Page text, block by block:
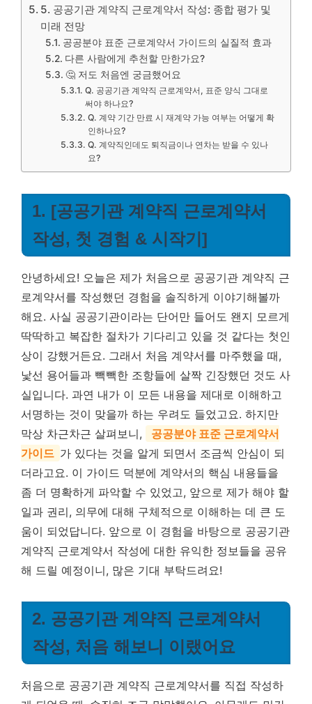
5. 공공기관 계약직 근로계약서 작성: 종합 평가 및
미래 전망
공공분야 표준 근로계약서 가이드의 실질적 효과
다른 사람에게 추천할 만한가요?
🤔 저도 처음엔 궁금했어요
Q. 공공기관 계약직 근로계약서, 표준 양식 그대로
써야 하나요?
Q. 계약 기간 만료 시 재계약 가능 여부는 어떻게 확
인하나요?
Q. 계약직인데도 퇴직금이나 연차는 받을 수 있나
요?
1. [공공기관 계약직 근로계약서
작성, 첫 경험 & 시작기]
안녕하세요! 오늘은 제가 처음으로 공공기관 계약직 근
로계약서를 작성했던 경험을 솔직하게 이야기해볼까
해요. 사실 공공기관이라는 단어만 들어도 왠지 모르게
딱딱하고 복잡한 절차가 기다리고 있을 것 같다는 첫인
상이 강했거든요. 그래서 처음 계약서를 마주했을 때,
낯선 용어들과 빽빽한 조항들에 살짝 긴장했던 것도 사
실입니다. 과연 내가 이 모든 내용을 제대로 이해하고
서명하는 것이 맞을까 하는 우려도 들었고요. 하지만
막상 차근차근 살펴보니,
공공분야 표준 근로계약서
가이드 가 있다는 것을 알게 되면서 조금씩 안심이 되
더라고요. 이 가이드 덕분에 계약서의 핵심 내용들을
좀 더 명확하게 파악할 수 있었고, 앞으로 제가 해야 할
일과 권리, 의무에 대해 구체적으로 이해하는 데 큰 도
움이 되었답니다. 앞으로 이 경험을 바탕으로 공공기관
계약직 근로계약서 작성에 대한 유익한 정보들을 공유
해 드릴 예정이니, 많은 기대 부탁드려요!
2. 공공기관 계약직 근로계약서
작성, 처음 해보니 이랬어요
처음으로 공공기관 계약직 근로계약서를 직접 작성하